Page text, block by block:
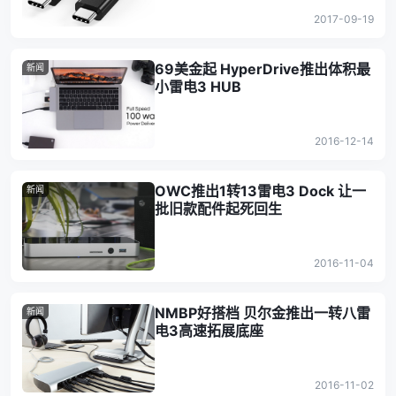
2017-09-19
新闻
69美金起 HyperDrive推出体积最
小雷电3 HUB
2016-12-14
新闻
OWC推出1转13雷电3 Dock 让一
批旧款配件起死回生
2016-11-04
新闻
NMBP好搭档 贝尔金推出一转八雷
电3高速拓展底座
2016-11-02